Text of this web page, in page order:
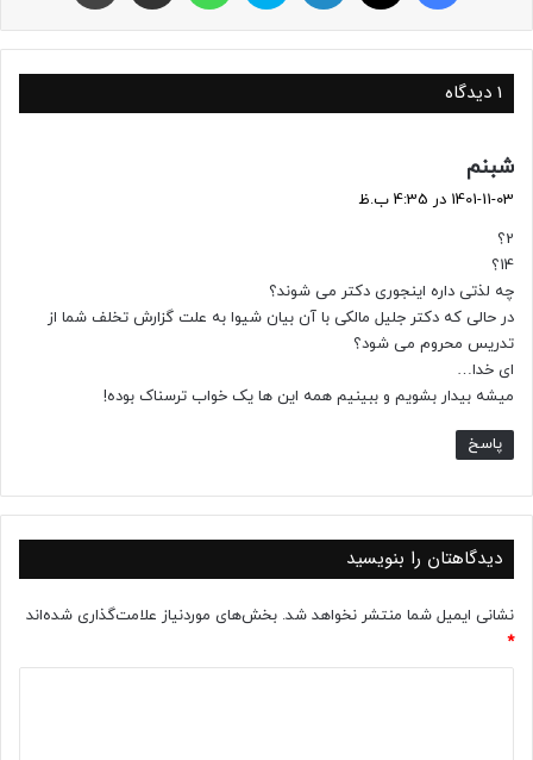
1 دیدگاه
شبنم
ف
1401-11-03 در 4:35 ب.ظ
2؟
14؟
چه لذتی داره اینجوری دکتر می شوند؟
در حالی که دکتر جلیل مالکی با آن بیان شیوا به علت گزارش تخلف شما از
تدریس محروم می شود؟
ای خدا…
میشه بیدار بشویم و ببینیم همه این ها یک خواب ترسناک بوده!
پاسخ
دیدگاهتان را بنویسید
نشانی ایمیل شما منتشر نخواهد شد. بخش‌های موردنیاز علامت‌گذاری شده‌اند
*